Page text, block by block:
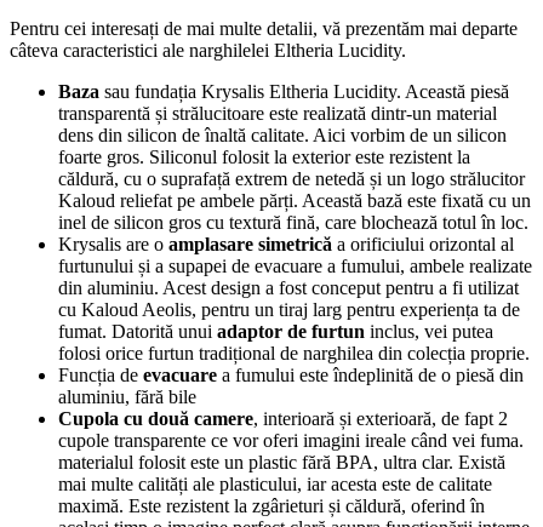
Pentru cei interesați de mai multe detalii, vă prezentăm mai departe
câteva caracteristici ale narghilelei Eltheria Lucidity.
Baza sau fundația Krysalis Eltheria Lucidity. Această piesă
transparentă și strălucitoare este realizată dintr-un material
dens din silicon de înaltă calitate. Aici vorbim de un silicon
foarte gros. Siliconul folosit la exterior este rezistent la
căldură, cu o suprafață extrem de netedă și un logo strălucitor
Kaloud reliefat pe ambele părți. Această bază este fixată cu un
inel de silicon gros cu textură fină, care blochează totul în loc.
Krysalis are o amplasare simetrică a orificiului orizontal al
furtunului și a supapei de evacuare a fumului, ambele realizate
din aluminiu. Acest design a fost conceput pentru a fi utilizat
cu Kaloud Aeolis, pentru un tiraj larg pentru experiența ta de
fumat. Datorită unui adaptor de furtun inclus, vei putea
folosi orice furtun tradițional de narghilea din colecția proprie.
Funcția de evacuare a fumului este îndeplinită de o piesă din
aluminiu, fără bile
Cupola cu două camere, interioară și exterioară, de fapt 2
cupole transparente ce vor oferi imagini ireale când vei fuma.
materialul folosit este un plastic fără BPA, ultra clar. Există
mai multe calități ale plasticului, iar acesta este de calitate
maximă. Este rezistent la zgârieturi și căldură, oferind în